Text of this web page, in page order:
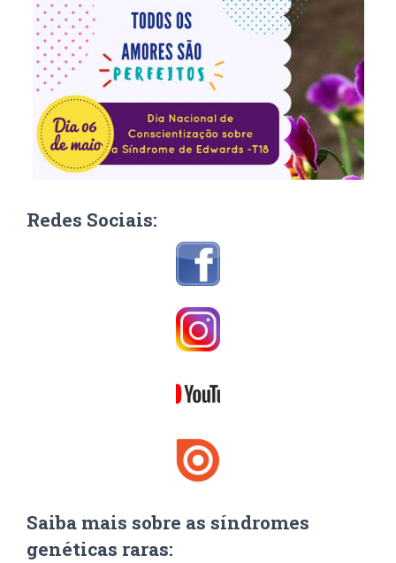
Redes Sociais:
Saiba mais sobre as síndromes
genéticas raras: